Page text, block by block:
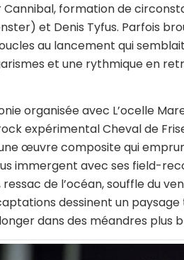
formation de
et Denis Tyfus. Parfois
au lancement qui
et une rythmique en
organisée avec L’ocelle
expérimental Cheval de
œuvre composite qui
immergent avec ses field-
de l’océan, souffle du
dessinent un
dans des méandres plus